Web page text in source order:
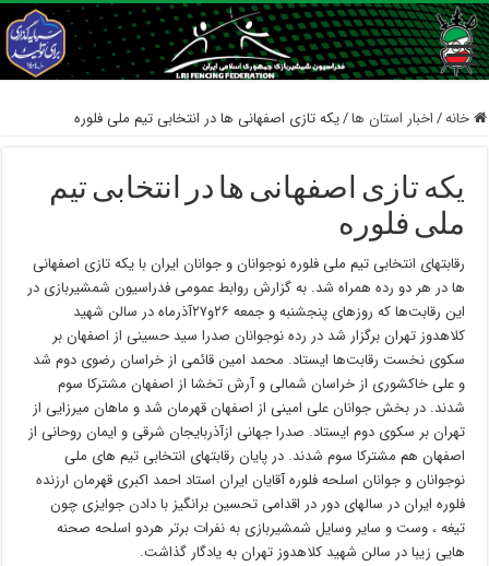
خانه/اخبار استان ها/یکه تازی اصفهانی ها در انتخابی تیم ملی فلوره
یکه تازی اصفهانی ها در انتخابی تیم
ملی فلوره
رقابتهای انتخابی تیم ملی فلوره نوجوانان و جوانان ایران با یکه تازی اصفهانی
ها در هر دو رده همراه شد. به گزارش روابط عمومی فدراسیون شمشیربازی در
این رقابت‌ها که روزهای پنجشنبه و جمعه ۲۶و۲۷آذرماه در سالن شهید
کلاهدوز تهران برگزار شد در رده نوجوانان صدرا سید حسینی از اصفهان بر
سکوی نخست رقابت‌ها ایستاد. محمد امین قائمی از خراسان رضوی دوم شد
و علی خاکشوری از خراسان شمالی و آرش تخشا از اصفهان مشترکا سوم
شدند. در بخش جوانان علی امینی از اصفهان قهرمان شد و ماهان میرزایی از
تهران بر سکوی دوم ایستاد. صدرا جهانی ازآذربایجان شرقی و ایمان روحانی از
اصفهان هم مشترکا سوم شدند. در پایان رقابتهای انتخابی تیم های ملی
نوجوانان و جوانان اسلحه فلوره آقایان ایران استاد احمد اکبری قهرمان ارزنده
فلوره ایران در سالهای دور در اقدامی تحسین برانگیز با دادن جوایزی چون
تیغه ، وست و سایر وسایل شمشیربازی به نفرات برتر هردو اسلحه صحنه
هایی زیبا در سالن شهید کلاهدوز تهران به یادگار گذاشت.